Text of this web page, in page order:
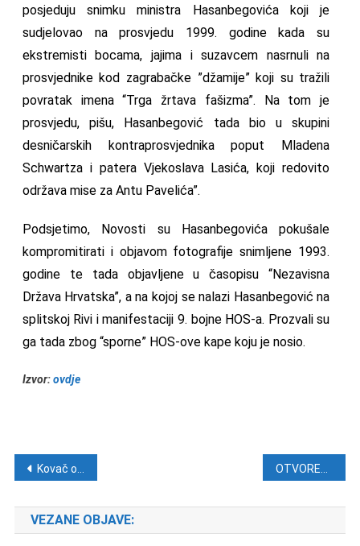
posjeduju snimku ministra Hasanbegovića koji je
sudjelovao na prosvjedu 1999. godine kada su
ekstremisti bocama, jajima i suzavcem nasrnuli na
prosvjednike kod zagrabačke ”džamije” koji su tražili
povratak imena “Trga žrtava fašizma”. Na tom je
prosvjedu, pišu, Hasanbegović tada bio u skupini
desničarskih kontraprosvjednika poput Mladena
Schwartza i patera Vjekoslava Lasića, koji redovito
održava mise za Antu Pavelića”.
Podsjetimo, Novosti su Hasanbegovića pokušale
kompromitirati i objavom fotografije snimljene 1993.
godine te tada objavljene u časopisu “Nezavisna
Država Hrvatska”, a na kojoj se nalazi Hasanbegović na
splitskoj Rivi i manifestaciji 9. bojne HOS-a. Prozvali su
ga tada zbog “sporne” HOS-ove kape koju je nosio.
Izvor:ovdje
Navigacija objava
Kovač objasnio situaciju sa Srbijom
VEZANE OBJAVE: